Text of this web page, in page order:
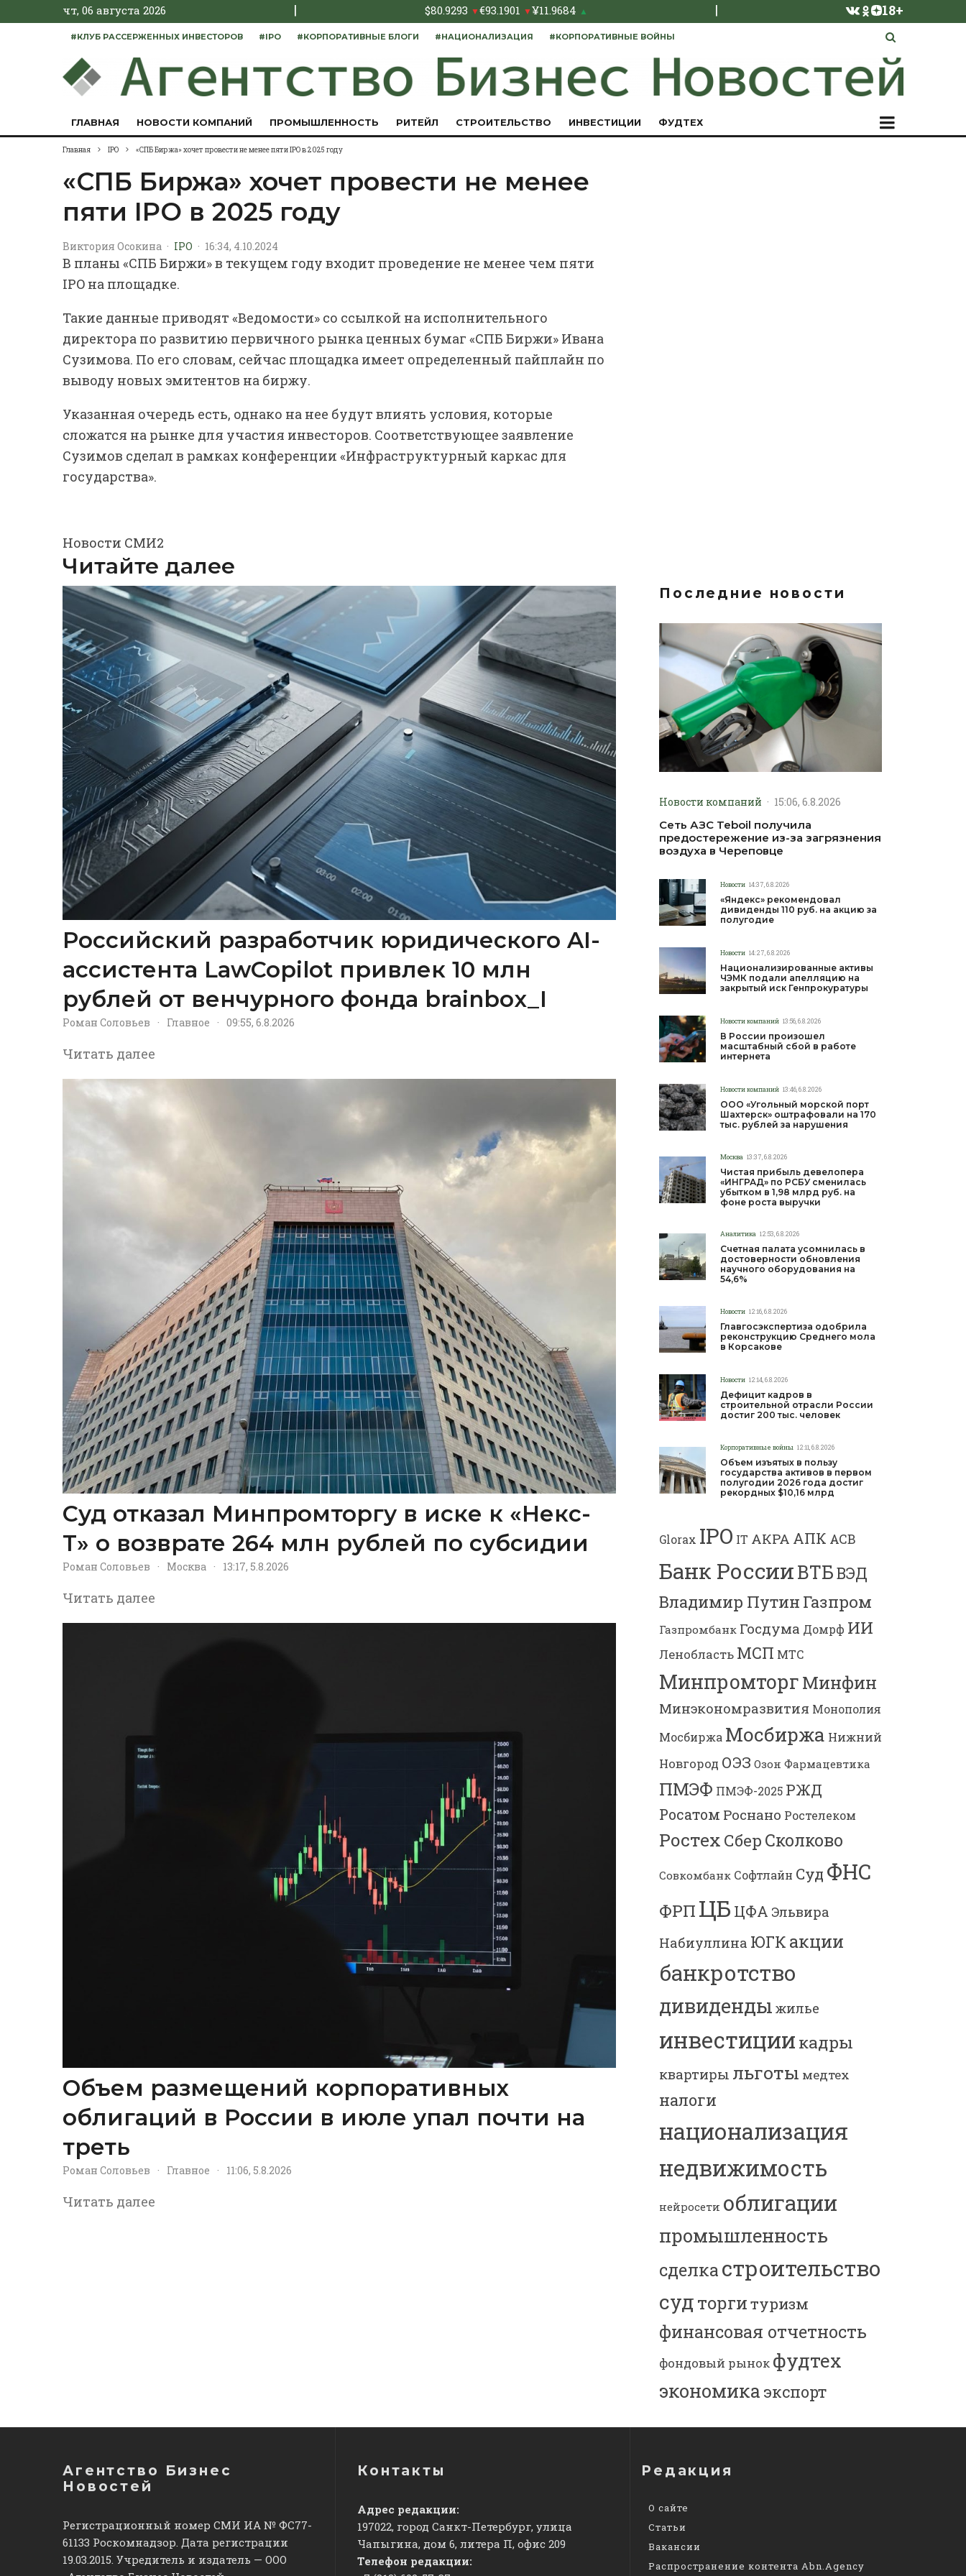
чт, 06 августа 2026 | $80.9293 ▼€93.1901 ▼¥11.9684 ▲ | 18+
#КЛУБ РАССЕРЖЕННЫХ ИНВЕСТОРОВ #IPO #КОРПОРАТИВНЫЕ БЛОГИ #НАЦИОНАЛИЗАЦИЯ #КОРПОРАТИВНЫЕ ВОЙНЫ
ГЛАВНАЯ НОВОСТИ КОМПАНИЙ ПРОМЫШЛЕННОСТЬ РИТЕЙЛ СТРОИТЕЛЬСТВО ИНВЕСТИЦИИ ФУДТЕХ
Главная IPO «СПБ Биржа» хочет провести не менее пяти IPO в 2025 году
«СПБ Биржа» хочет провести не менее
пяти IPO в 2025 году
Виктория Осокина · IPO · 16:34, 4.10.2024
В планы «СПБ Биржи» в текущем году входит проведение не менее чем пяти
IPO на площадке.
Такие данные приводят «Ведомости» со ссылкой на исполнительного
директора по развитию первичного рынка ценных бумаг «СПБ Биржи» Ивана
Сузимова. По его словам, сейчас площадка имеет определенный пайплайн по
выводу новых эмитентов на биржу.
Указанная очередь есть, однако на нее будут влиять условия, которые
сложатся на рынке для участия инвесторов. Соответствующее заявление
Сузимов сделал в рамках конференции «Инфраструктурный каркас для
государства».
Новости СМИ2
Читайте далее
Российский разработчик юридического AI-
ассистента LawCopilot привлек 10 млн
рублей от венчурного фонда brainbox_I
Роман Соловьев · Главное · 09:55, 6.8.2026
Читать далее
Суд отказал Минпромторгу в иске к «Некс-
Т» о возврате 264 млн рублей по субсидии
Роман Соловьев · Москва · 13:17, 5.8.2026
Читать далее
Объем размещений корпоративных
облигаций в России в июле упал почти на
треть
Роман Соловьев · Главное · 11:06, 5.8.2026
Читать далее
Последние новости
Новости компаний · 15:06, 6.8.2026
Сеть АЗС Teboil получила
предостережение из-за загрязнения
воздуха в Череповце
Новости 14:37, 6.8.2026
«Яндекс» рекомендовал
дивиденды 110 руб. на акцию за
полугодие
Новости 14:27, 6.8.2026
Национализированные активы
ЧЭМК подали апелляцию на
закрытый иск Генпрокуратуры
Новости компаний 13:56, 6.8.2026
В России произошел
масштабный сбой в работе
интернета
Новости компаний 13:46, 6.8.2026
ООО «Угольный морской порт
Шахтерск» оштрафовали на 170
тыс. рублей за нарушения
Москва 13:37, 6.8.2026
Чистая прибыль девелопера
«ИНГРАД» по РСБУ сменилась
убытком в 1,98 млрд руб. на
фоне роста выручки
Аналитика 12:53, 6.8.2026
Счетная палата усомнилась в
достоверности обновления
научного оборудования на
54,6%
Новости 12:16, 6.8.2026
Главгосэкспертиза одобрила
реконструкцию Среднего мола
в Корсакове
Новости 12:14, 6.8.2026
Дефицит кадров в
строительной отрасли России
достиг 200 тыс. человек
Корпоративные войны 12:11, 6.8.2026
Объем изъятых в пользу
государства активов в первом
полугодии 2026 года достиг
рекордных $10,16 млрд
Glorax IPO IT АКРА АПК АСВ
Банк РоссииВТБВЭД
Владимир Путин Газпром
Газпромбанк Госдума Домрф ИИ
Ленобласть МСП МТС
МинпромторгМинфин
Минэкономразвития Монополия
Мосбиржа Мосбиржа Нижний
Новгород ОЭЗ Озон Фармацевтика
ПМЭФ ПМЭФ-2025 РЖД
Росатом Роснано Ростелеком
Ростех Сбер Сколково
Совкомбанк Софтлайн Суд ФНС
ФРП ЦБ ЦФА Эльвира
Набиуллина ЮГК акции
банкротство
дивиденды жилье
инвестиции кадры
квартиры льготы медтех
налоги
национализация
недвижимость
нейросети облигации
промышленность
сделкастроительство
судторгитуризм
финансовая отчетность
фондовый рынок фудтех
экономика экспорт
Агентство Бизнес
Новостей
Регистрационный номер СМИ ИА № ФС77-
61133 Роскомнадзор. Дата регистрации
19.03.2015. Учредитель и издатель — ООО
Контакты
Адрес редакции:
197022, город Санкт-Петербург, улица
Чапыгина, дом 6, литера П, офис 209
Телефон редакции:
Редакция
О сайте
Статьи
Вакансии
Распространение контента Abn.Agency